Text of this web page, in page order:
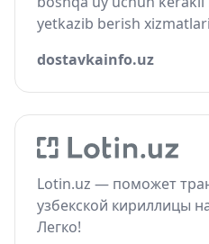
yetkazib berish
dostavkainfo.uz
Lotin.uz — поможет
узбекской кириллицы
Легко!